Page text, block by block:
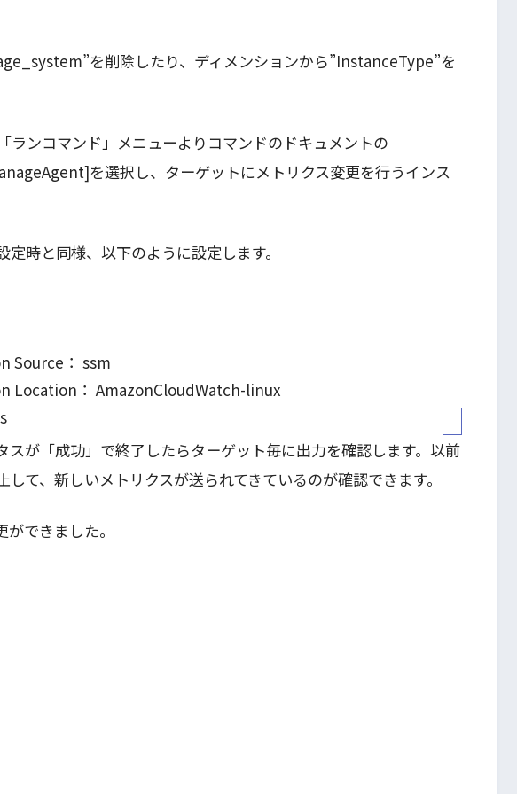
を削除したり、ディメンションから”InstanceType”を
ランコマンド」メニューよりコマンドのドキュメントの
を選択し、ターゲットにメトリクス変更を行うインス
時と同様、以下のように設定します。
Source： ssm
Location： AmazonCloudWatch-linux
スが「成功」で終了したらターゲット毎に出力を確認します。以前
て、新しいメトリクスが送られてきているのが確認できます。
できました。